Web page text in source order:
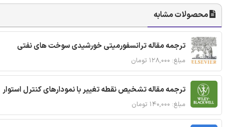
محصولات مشابه
ترجمه مقاله ترانسفورمیتی خورشیدی سوخت های نفتی
مبلغ: ۱۲۸,۰۰۰ تومان
ترجمه مقاله تشخیص نقطه تغییر با نمودارهای کنترل استوار
مبلغ: ۱۴۰,۰۰۰ تومان